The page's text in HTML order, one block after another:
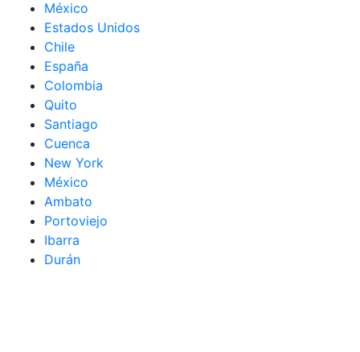
México
Estados Unidos
Chile
España
Colombia
Quito
Santiago
Cuenca
New York
México
Ambato
Portoviejo
Ibarra
Durán